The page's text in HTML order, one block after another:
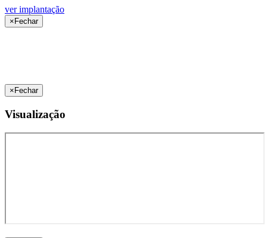
ver implantação
× Fechar
× Fechar
Visualização